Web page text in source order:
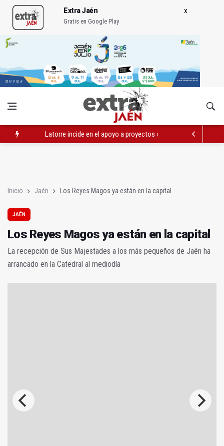
Extra Jaén
Gratis en Google Play
Latorre incide en el apoyo a proyectos de cooperación
Inicio Jaén Los Reyes Magos ya están en la capital
JAÉN
Los Reyes Magos ya están en la capital
La recepción de Sus Majestades a los más pequeños de Jaén ha
arrancado en la Catedral al mediodía